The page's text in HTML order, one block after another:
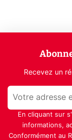
Recevez un
En cliquant sur
informations,
Conformément au